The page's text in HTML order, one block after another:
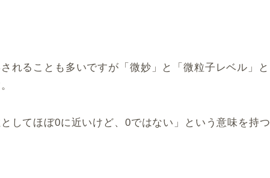
れることも多いですが「微妙」と「微粒子レベル」と
してほぼ0に近いけど、0ではない」という意味を持つ